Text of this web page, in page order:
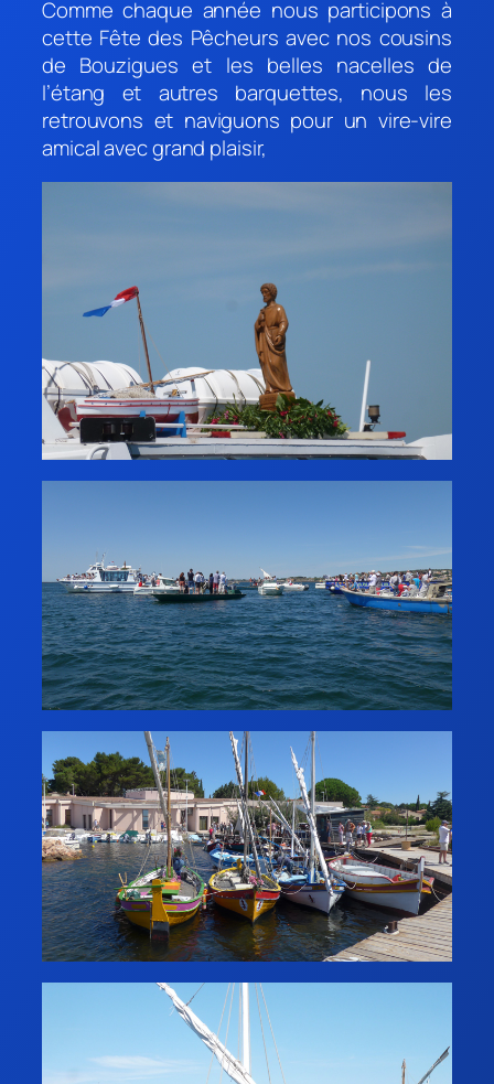
Comme chaque année nous participons à
cette Fête des Pêcheurs avec nos cousins
de Bouzigues et les belles nacelles de
l’étang et autres barquettes, nous les
retrouvons et naviguons pour un vire-vire
amical avec grand plaisir,